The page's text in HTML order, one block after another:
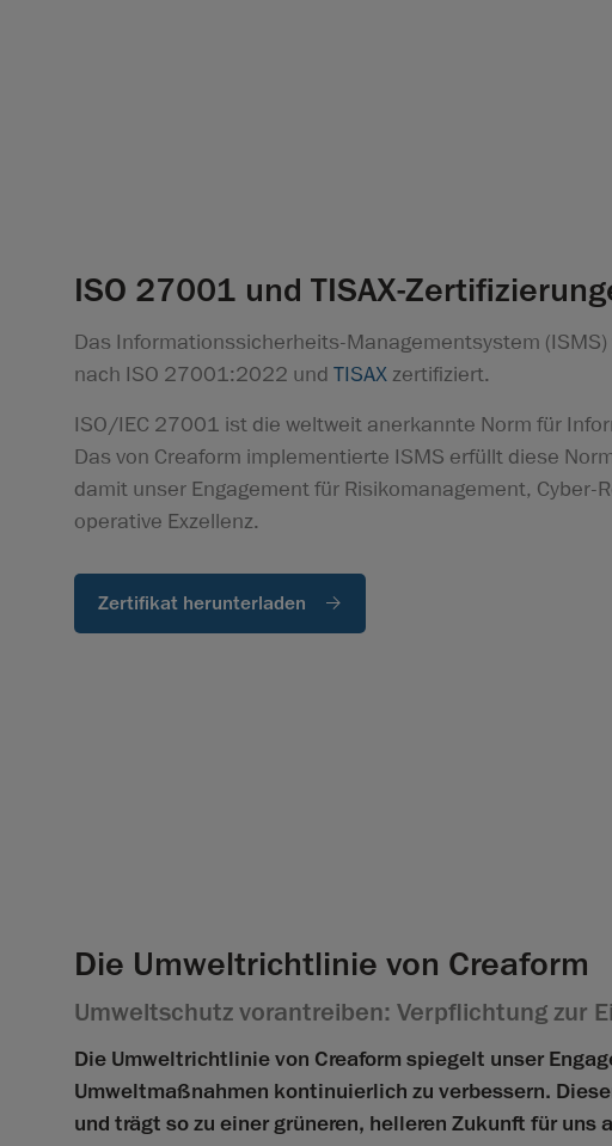
ISO 27001 und TISAX-
Das Informationssicherheits-Managementsystem
nach ISO 27001:2022 und TISAXzertifiziert.
ISO/IEC 27001 ist die weltweit anerkannte Norm für
Das von Creaform implementierte ISMS erfüllt diese
damit unser Engagement für Risikomanagement, Cyber-
operative Exzellenz.
Zertifikat herunterladen
Die Umweltrichtlinie von Creaform
Umweltschutz vorantreiben: Verpflichtung zur
Die Umweltrichtlinie von Creaform spiegelt unser
Umweltmaßnahmen kontinuierlich zu verbessern.
und trägt so zu einer grüneren, helleren Zukunft für uns